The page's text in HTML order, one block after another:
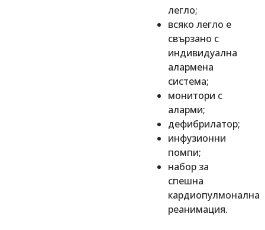
легло;
всяко легло е
свързано с
индивидуална
алармена
система;
монитори с
аларми;
дефибрилатор;
инфузионни
помпи;
набор за
спешна
кардиопулмонална
реанимация.